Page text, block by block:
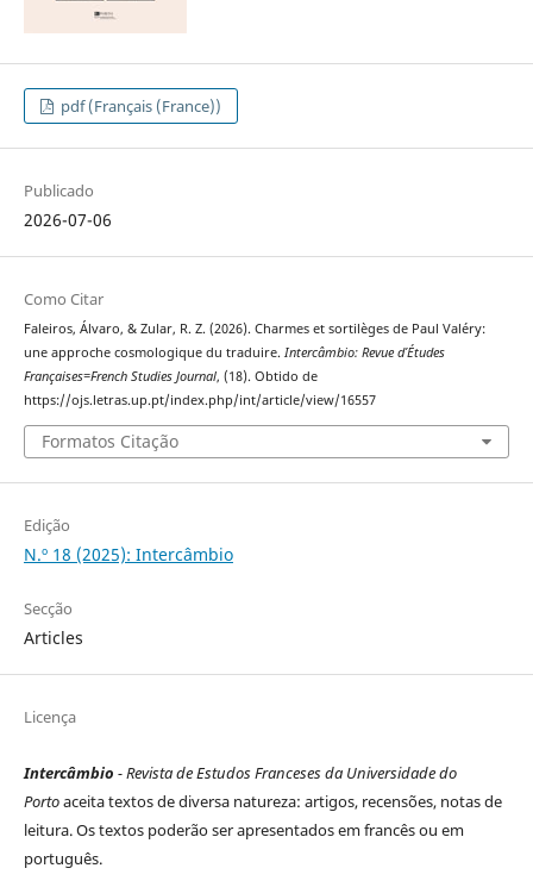
pdf (Français (France))
Publicado
2026-07-06
Como Citar
Faleiros, Álvaro, & Zular, R. Z. (2026). Charmes et sortilèges de Paul Valéry:
une approche cosmologique du traduire. Intercâmbio: Revue d’Études
Françaises=French Studies Journal, (18). Obtido de
https://ojs.letras.up.pt/index.php/int/article/view/16557
Formatos Citação
Edição
N.º 18 (2025): Intercâmbio
Secção
Articles
Licença
Intercâmbio - Revista de Estudos Franceses da Universidade do
Portoaceita textos de diversa natureza: artigos, recensões, notas de
leitura. Os textos poderão ser apresentados em francês ou em
português.